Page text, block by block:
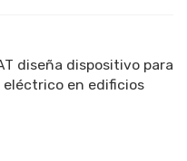
diseña dispositivo para
eléctrico en edificios